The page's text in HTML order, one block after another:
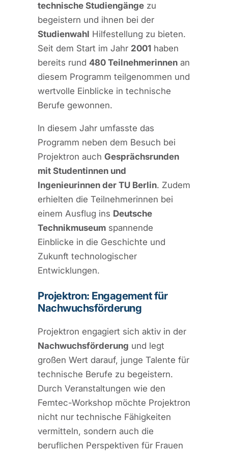
technische Studiengänge zu
begeistern und ihnen bei der
Studienwahl Hilfestellung zu bieten.
Seit dem Start im Jahr 2001 haben
bereits rund 480 Teilnehmerinnen an
diesem Programm teilgenommen und
wertvolle Einblicke in technische
Berufe gewonnen.
In diesem Jahr umfasste das
Programm neben dem Besuch bei
Projektron auch Gesprächsrunden
mit Studentinnen und
Ingenieurinnen der TU Berlin. Zudem
erhielten die Teilnehmerinnen bei
einem Ausflug ins Deutsche
Technikmuseum spannende
Einblicke in die Geschichte und
Zukunft technologischer
Entwicklungen.
Projektron: Engagement für
Nachwuchsförderung
Projektron engagiert sich aktiv in der
Nachwuchsförderung und legt
großen Wert darauf, junge Talente für
technische Berufe zu begeistern.
Durch Veranstaltungen wie den
Femtec-Workshop möchte Projektron
nicht nur technische Fähigkeiten
vermitteln, sondern auch die
beruflichen Perspektiven für Frauen